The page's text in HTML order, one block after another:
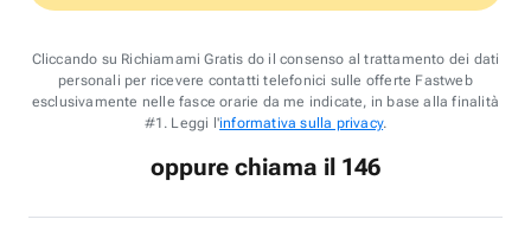
Cliccando su Richiamami Gratis do il consenso al trattamento dei dati
personali per ricevere contatti telefonici sulle offerte Fastweb
esclusivamente nelle fasce orarie da me indicate, in base alla finalità
#1. Leggi l'informativa sulla privacy.
oppure chiama il 146